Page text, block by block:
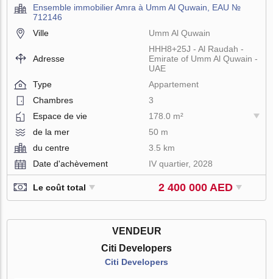
Ensemble immobilier Amra à Umm Al Quwain, EAU №
712146
Ville
Umm Al Quwain
Adresse
HHH8+25J - Al Raudah -
Emirate of Umm Al Quwain -
UAE
Type
Appartement
Chambres
3
Espace de vie
178.0 m²
de la mer
50 m
du centre
3.5 km
Date d'achèvement
IV quartier, 2028
Le coût total 2 400 000 AED
VENDEUR
Citi Developers
Citi Developers